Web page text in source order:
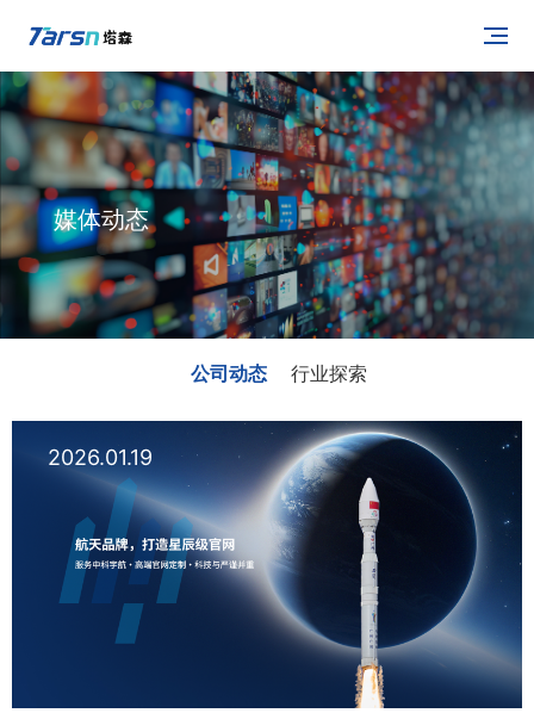
媒体动态
公司动态 行业探索
2026.01.19